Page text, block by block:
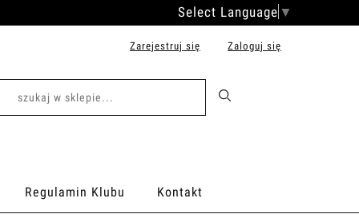
Select Language ▼
Zarejestruj się Zaloguj się
Regulamin Klubu Kontakt